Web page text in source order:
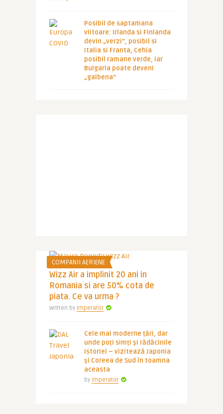
Posibil de saptamana
viitoare: Irlanda si Finlanda
devin „verzi”, posibil si
Italia si Franta, Cehia
posibil ramane verde, iar
Bulgaria poate deveni
„galbena”
COMPANII AERIENE
Wizz Air a implinit 20 ani in
Romania si are 50% cota de
piata. Ce va urma ?
Written by Imperator
Cele mai moderne țări, dar
unde poți simți și rădăcinile
istoriei – vizitează Japonia
și Coreea de Sud în toamna
aceasta
by Imperator